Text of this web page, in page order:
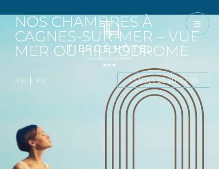
FR EN +33(0)4 93 20 02 09
NOS CHAMBRES À
CAGNES-SUR-MER – VUE
MER OU HIPPODROME